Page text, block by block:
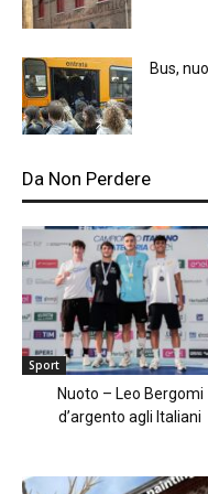
Bus,
Da Non Perdere
Sport
Nuoto – Leo Bergomi
d’argento agli Italiani